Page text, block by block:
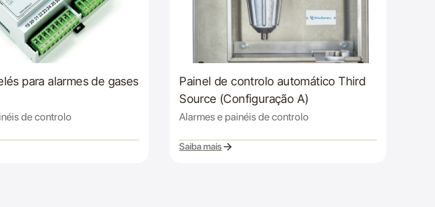
para alarmes de gases
de controlo
Painel de controlo automático Third
Source (Configuração A)
Alarmes e painéis de controlo
Saiba mais